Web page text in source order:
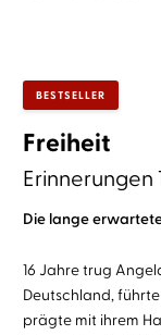
BESTSELLER
Freiheit
Erinnerungen
Die lange
16 Jahre trug
Deutschland,
prägte mit ihrem